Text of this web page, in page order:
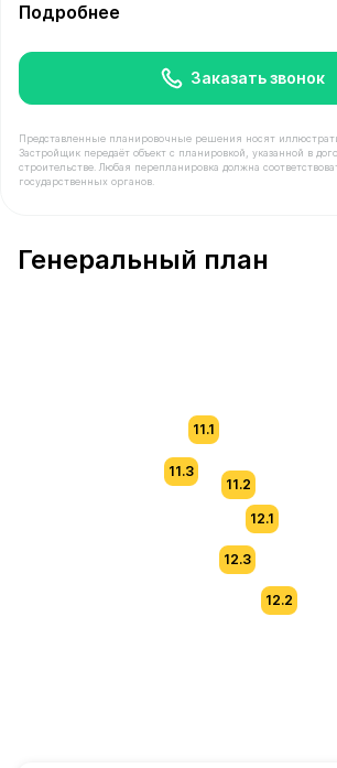
Подробнее
Заказать звонок
Представленные планировочные решения носят
Застройщик передаёт объект с планировкой, указанной в
строительстве. Любая перепланировка должна
государственных органов.
Генеральный план
11.3
11.1
11.2
12.1
12.2
12.3